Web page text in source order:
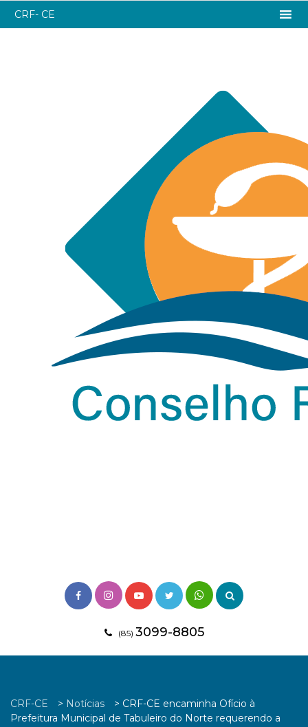
(85) 3099-8805
CRF- CE
CRF-CE > Notícias > CRF-CE encaminha Ofício à
Prefeitura Municipal de Tabuleiro do Norte requerendo a